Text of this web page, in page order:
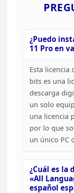
¿Puedo
11 Pro en
Esta licencia
bits es una
descarga
un solo
una licencia
por lo que
un único PC
¿Cuál es la
«All
español